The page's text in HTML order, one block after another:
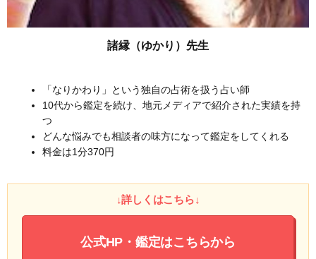
諸縁（ゆかり）先生
「なりかわり」という独自の占術を扱う占い師
10代から鑑定を続け、地元メディアで紹介された実績を持
つ
どんな悩みでも相談者の味方になって鑑定をしてくれる
料金は1分370円
↓詳しくはこちら↓
公式HP・鑑定はこちらから